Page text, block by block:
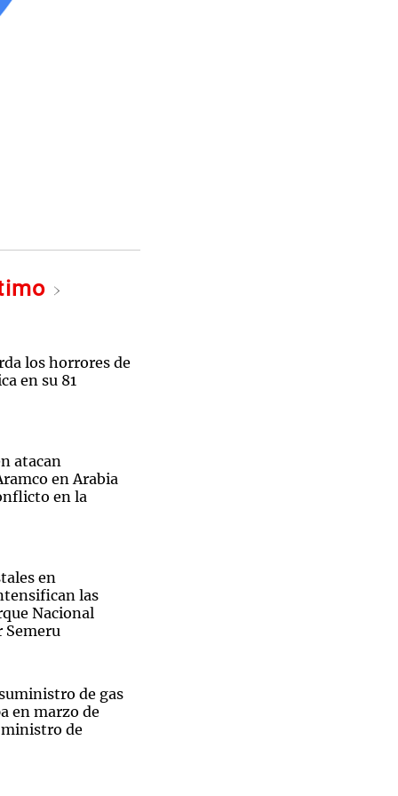
los horrores de
en su 81
atacan
en Arabia
en la
en
las
Nacional
Semeru
de gas
en marzo de
ministro de